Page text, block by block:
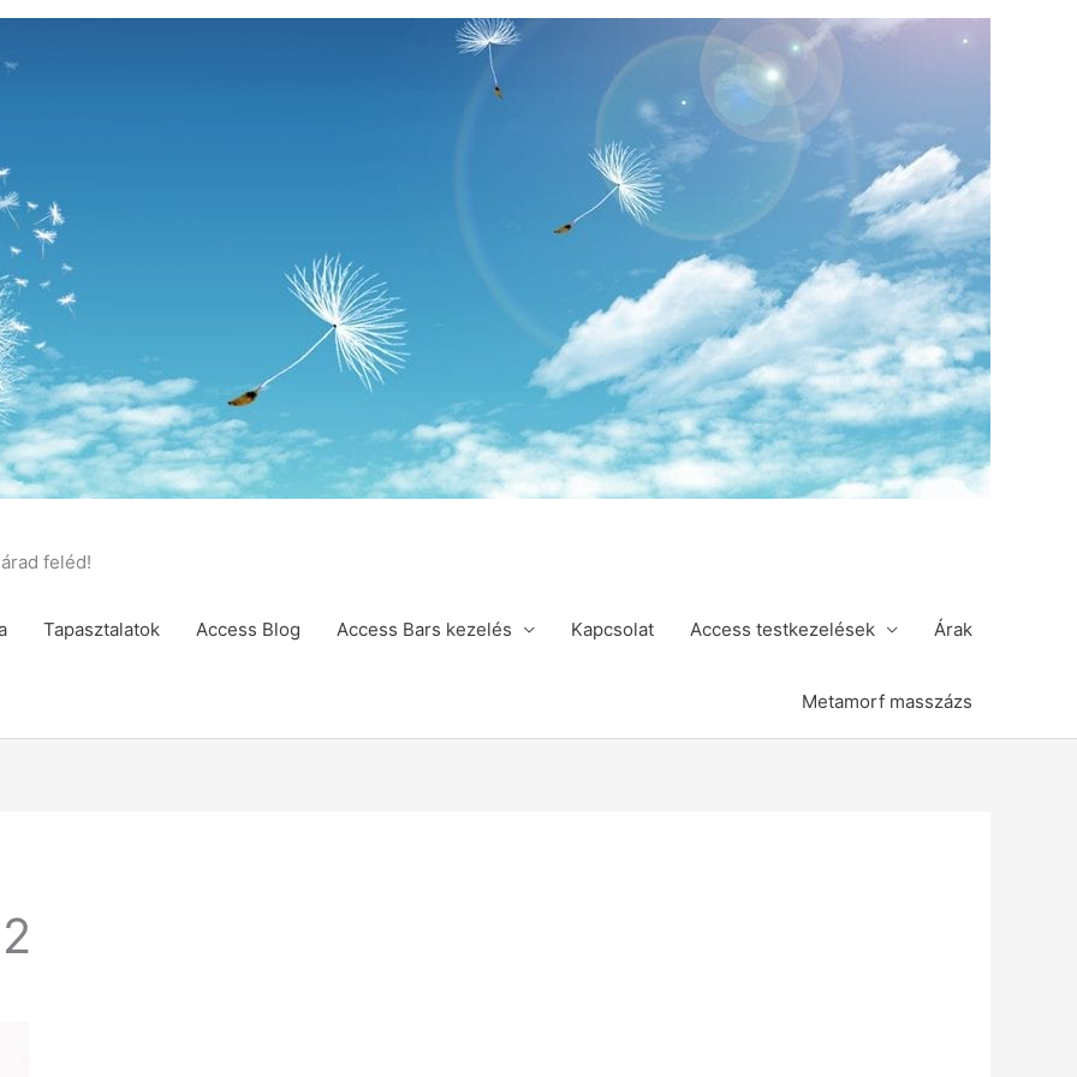
feléd!
Tapasztalatok Access Blog Access Bars kezelés Kapcsolat Access testkezelések Árak
Metamorf masszázs